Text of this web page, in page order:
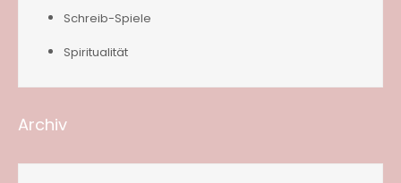
Schreib-Spiele
Spiritualität
Archiv